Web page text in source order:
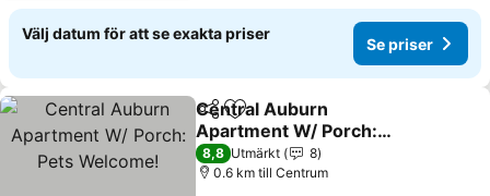
Välj datum för att se exakta priser
Se priser
Dela Lägg till i Mina Favoriter
Central Auburn
Apartment W/ Porch:
Pets Welcome!
8,8 Utmärkt
8
0.6 km till Centrum